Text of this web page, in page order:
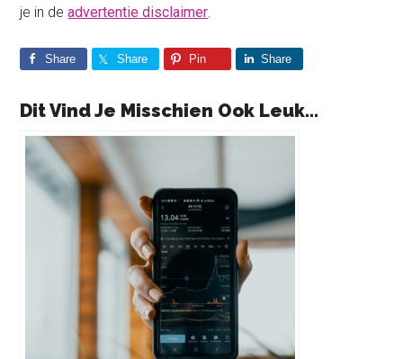
je in deadvertentie disclaimer.
Share Share Pin Share
Dit Vind Je Misschien Ook Leuk...